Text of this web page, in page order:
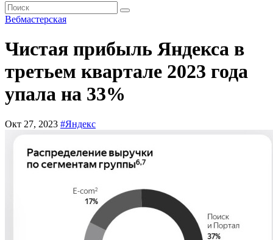
Вебмастерская
Чистая прибыль Яндекса в
третьем квартале 2023 года
упала на 33%
Окт 27, 2023 #Яндекс